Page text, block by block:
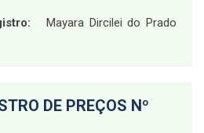
Mayara Dircilei do Prado
DE PREÇOS Nº